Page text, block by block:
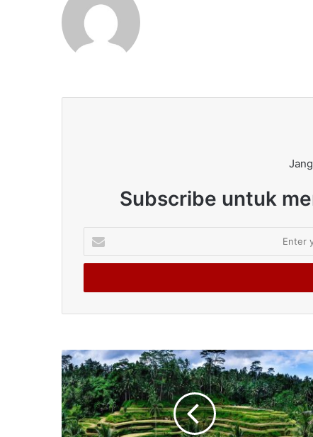
Subscribe untuk
your
Email